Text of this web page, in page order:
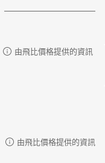
由飛比價格提供的資訊
由飛比價格提供的資訊